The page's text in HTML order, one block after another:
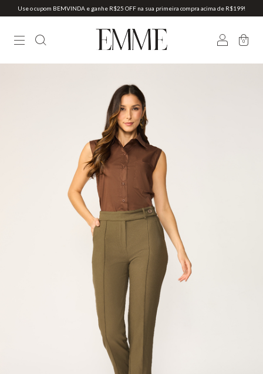
Use o cupom BEMVINDA e ganhe R$25 OFF na sua primeira compra acima de R$199!
0